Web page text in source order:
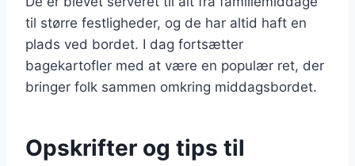
til større festligheder, og de har altid haft en
plads ved bordet. I dag fortsætter
bagekartofler med at være en populær ret, der
bringer folk sammen omkring middagsbordet.
Opskrifter og tips til